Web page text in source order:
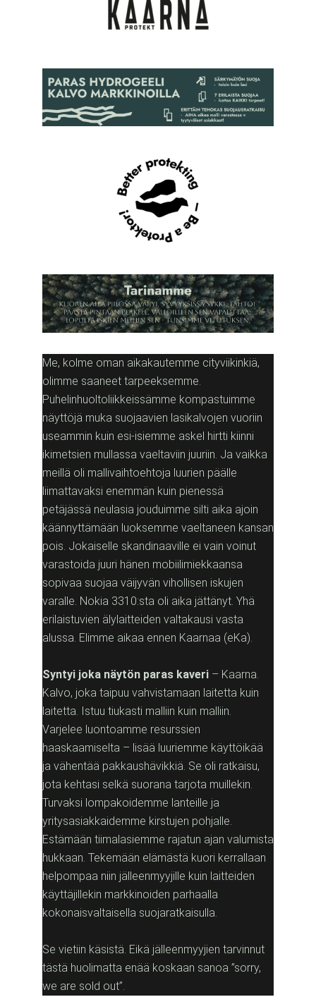
Me, kolme oman aikakautemme cityviikinkiä,
olimme saaneet tarpeeksemme.
Puhelinhuoltoliikkeissämme kompastuimme
näyttöjä muka suojaavien lasikalvojen vuoriin
useammin kuin esi-isiemme askel hirtti kiinni
ikimetsien mullassa vaeltaviin juuriin. Ja vaikka
meillä oli mallivaihtoehtoja luurien päälle
liimattavaksi enemmän kuin pienessä
petäjässä neulasia jouduimme silti aika ajoin
käännyttämään luoksemme vaeltaneen kansan
pois. Jokaiselle skandinaaville ei vain voinut
varastoida juuri hänen mobiilimiekkaansa
sopivaa suojaa väijyvän vihollisen iskujen
varalle. Nokia 3310:sta oli aika jättänyt. Yhä
erilaistuvien älylaitteiden valtakausi vasta
alussa. Elimme aikaa ennen Kaarnaa (eKa).
Syntyi joka näytön paras kaveri – Kaarna.
Kalvo, joka taipuu vahvistamaan laitetta kuin
laitetta. Istuu tiukasti malliin kuin malliin.
Varjelee luontoamme resurssien
haaskaamiselta – lisää luuriemme käyttöikää
ja vähentää pakkaushävikkiä. Se oli ratkaisu,
jota kehtasi selkä suorana tarjota muillekin.
Turvaksi lompakoidemme lanteille ja
yritysasiakkaidemme kirstujen pohjalle.
Estämään tiimalasiemme rajatun ajan valumista
hukkaan. Tekemään elämästä kuori kerrallaan
helpompaa niin jälleenmyyjille kuin laitteiden
käyttäjillekin markkinoiden parhaalla
kokonaisvaltaisella suojaratkaisulla.
Se vietiin käsistä. Eikä jälleenmyyjien tarvinnut
tästä huolimatta enää koskaan sanoa ”sorry,
we are sold out”.